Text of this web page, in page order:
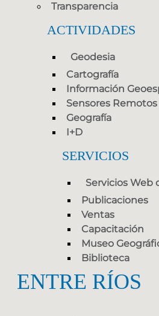
Transparencia
ACTIVIDADES
Geodesia
Cartografía
Información
Sensores Remotos
Geografía
I+D
SERVICIOS
Servicios Web
Publicaciones
Ventas
Capacitación
Museo
Biblioteca
ENTRE RÍOS